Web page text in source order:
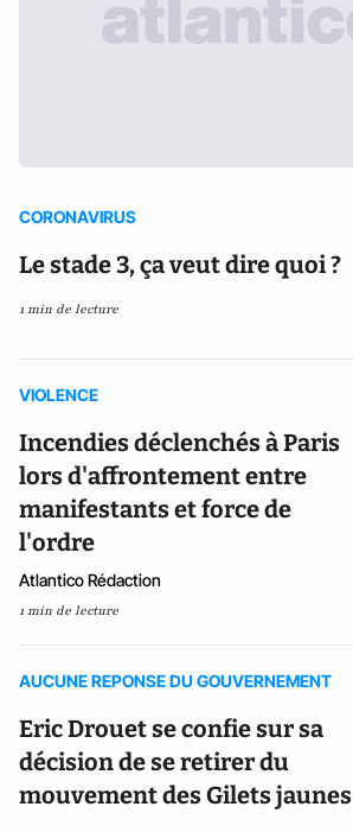
CORONAVIRUS
Le stade 3, ça veut dire quoi ?
1 min de lecture
VIOLENCE
Incendies déclenchés à Paris
lors d'affrontement entre
manifestants et force de
l'ordre
Atlantico Rédaction
1 min de lecture
AUCUNE REPONSE DU GOUVERNEMENT
Eric Drouet se confie sur sa
décision de se retirer du
mouvement des Gilets jaunes